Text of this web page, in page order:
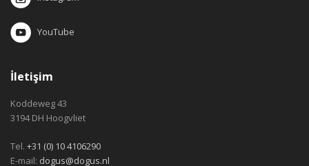
YouTube
İletişim
Koddeweg 43
3194 DH Hoogvliet
Tel. +31 (0) 10 4106290
E-mail: dogus@dogus.nl